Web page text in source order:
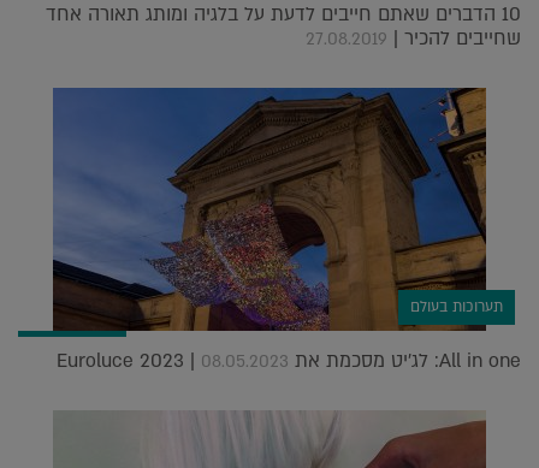
10 הדברים שאתם חייבים לדעת על בלגיה ומותג תאורה אחד
שחייבים להכיר | 27.08.2019
תערוכות בעולם
All in one: לג'יט מסכמת את Euroluce 2023 | 08.05.2023